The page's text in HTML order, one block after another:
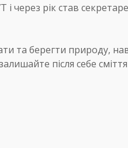
через рік став
та берегти природу,
після себе сміття